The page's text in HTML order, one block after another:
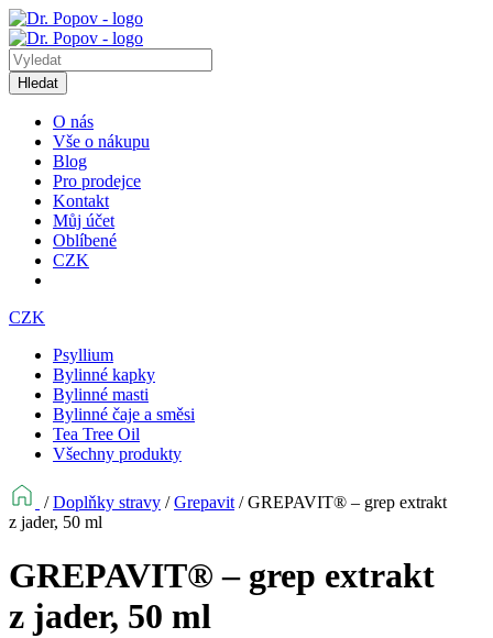
Hledat
O nás
Vše o nákupu
Blog
Pro prodejce
Kontakt
Můj účet
Oblíbené
CZK
CZK
Psyllium
Bylinné kapky
Bylinné masti
Bylinné čaje a směsi
Tea Tree Oil
Všechny produkty
/Doplňky stravy /Grepavit /GREPAVIT® – grep extrakt
z jader, 50 ml
GREPAVIT® – grep extrakt
z jader, 50 ml